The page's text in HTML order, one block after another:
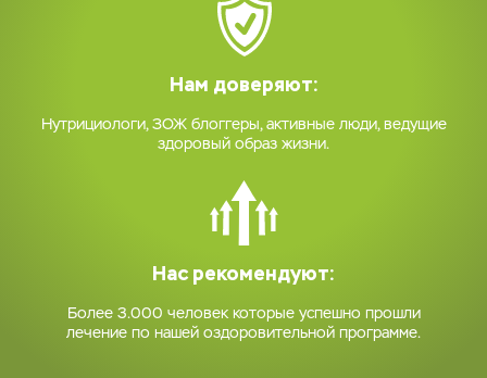
Нам доверяют:
Нутрициологи, ЗОЖ блоггеры, активные люди, ведущие
здоровый образ жизни.
Нас рекомендуют:
Более 3.000 человек которые успешно прошли
лечение по нашей оздоровительной программе.